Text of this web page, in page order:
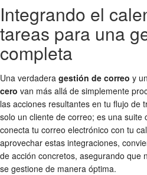
Integrando el
tareas para una
completa
Una verdadera gestión de correo y
cero van más allá de simplemente
las acciones resultantes en tu flujo de
solo un cliente de correo; es una
conecta tu correo electrónico con tu
aprovechar estas integraciones,
de acción concretos, asegurando que
se gestione de manera óptima.